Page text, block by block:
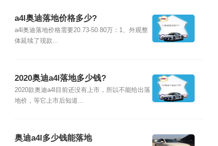
a4l奥迪落地价格多少?
a4l奥迪落地价格需要20.73-50.80万：1、外观整
体延续了现款...
2020奥迪a4l落地多少钱?
2020款奥迪a4l目前还没有上市，所以不能给出落
地价，等它上市后知道...
奥迪a4l多少钱能落地